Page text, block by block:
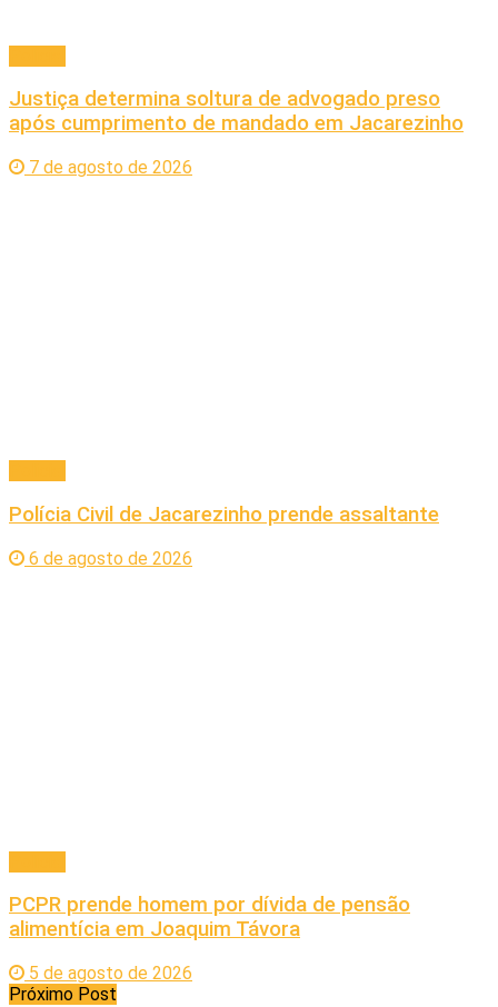
Justiça determina soltura de advogado preso
após cumprimento de mandado em Jacarezinho
7 de agosto de 2026
Polícia Civil de Jacarezinho prende assaltante
6 de agosto de 2026
PCPR prende homem por dívida de pensão
alimentícia em Joaquim Távora
5 de agosto de 2026
Próximo Post